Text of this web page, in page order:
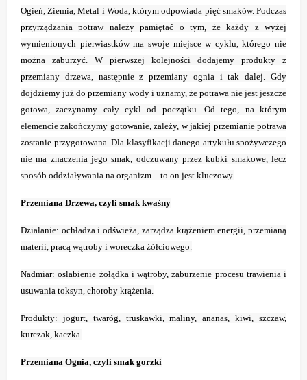
Ogień, Ziemia, Metal i Woda, którym odpowiada pięć smaków. Podczas
przyrządzania potraw należy pamiętać o tym, że każdy z wyżej
wymienionych pierwiastków ma swoje miejsce w cyklu, którego nie
można zaburzyć. W pierwszej kolejności dodajemy produkty z
przemiany drzewa, następnie z przemiany ognia i tak dalej. Gdy
dojdziemy już do przemiany wody i uznamy, że potrawa nie jest jeszcze
gotowa, zaczynamy cały cykl od początku. Od tego, na którym
elemencie zakończymy gotowanie, zależy, w jakiej przemianie potrawa
zostanie przygotowana. Dla klasyfikacji danego artykułu spożywczego
nie ma znaczenia jego smak, odczuwany przez kubki smakowe, lecz
sposób oddziaływania na organizm – to on jest kluczowy.
Przemiana Drzewa, czyli smak kwaśny
Działanie: ochładza i odświeża, zarządza krążeniem energii, przemianą
materii, pracą wątroby i woreczka żółciowego.
Nadmiar: osłabienie żołądka i wątroby, zaburzenie procesu trawienia i
usuwania toksyn, choroby krążenia.
Produkty: jogurt, twaróg, truskawki, maliny, ananas, kiwi, szczaw,
kurczak, kaczka.
Przemiana Ognia, czyli smak gorzki